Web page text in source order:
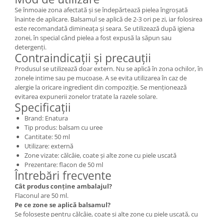
Se înmoaie zona afectată și se îndepărtează pielea îngroșată
înainte de aplicare. Balsamul se aplică de 2-3 ori pe zi, iar folosirea
este recomandată dimineața și seara. Se utilizează după igiena
zonei, în special când pielea a fost expusă la săpun sau
detergenți.
Contraindicații și precauții
Produsul se utilizează doar extern. Nu se aplică în zona ochilor, în
zonele intime sau pe mucoase. A se evita utilizarea în caz de
alergie la oricare ingredient din compoziție. Se menționează
evitarea expunerii zonelor tratate la razele solare.
Specificații
Brand: Enatura
Tip produs: balsam cu uree
Cantitate: 50 ml
Utilizare: externă
Zone vizate: călcâie, coate și alte zone cu piele uscată
Prezentare: flacon de 50 ml
Întrebări frecvente
Cât produs conține ambalajul?
Flaconul are 50 ml.
Pe ce zone se aplică balsamul?
Se folosește pentru călcâie, coate și alte zone cu piele uscată, cu